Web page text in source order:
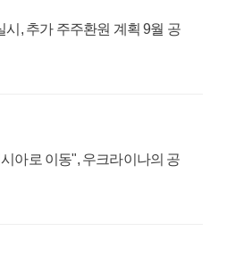
, 추가 주주환원 계획 9월 공
아로 이동", 우크라이나의 공